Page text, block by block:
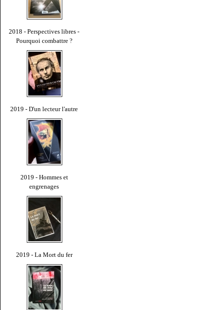
2018 - Perspectives libres -
Pourquoi combattre ?
2019 - D'un lecteur l'autre
2019 - Hommes et
engrenages
2019 - La Mort du fer